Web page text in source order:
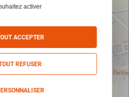
activer
ACCEPTER
REFUSER